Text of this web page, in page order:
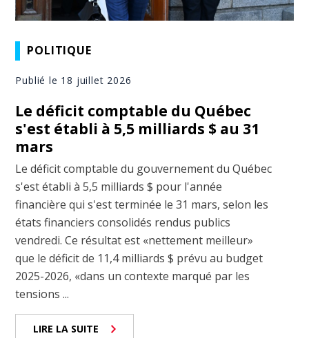
POLITIQUE
Publié le 18 juillet 2026
Le déficit comptable du Québec
s'est établi à 5,5 milliards $ au 31
mars
Le déficit comptable du gouvernement du Québec
s'est établi à 5,5 milliards $ pour l'année
financière qui s'est terminée le 31 mars, selon les
états financiers consolidés rendus publics
vendredi. Ce résultat est «nettement meilleur»
que le déficit de 11,4 milliards $ prévu au budget
2025-2026, «dans un contexte marqué par les
tensions ...
LIRE LA SUITE